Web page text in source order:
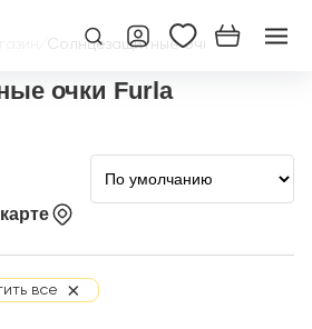
Солнцезащитные очки
очки Furla
все ×